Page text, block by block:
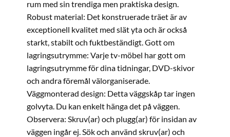
rum med sin trendiga men praktiska design.
Robust material: Det konstruerade träet är av
exceptionell kvalitet med slät yta och är också
starkt, stabilt och fuktbeständigt. Gott om
lagringsutrymme: Varje tv-möbel har gott om
lagringsutrymme för dina tidningar, DVD-skivor
och andra föremål välorganiserade.
Väggmonterad design: Detta väggskåp tar ingen
golvyta. Du kan enkelt hänga det på väggen.
Observera: Skruv(ar) och plugg(ar) för insidan av
väggen ingår ej. Sök och använd skruv(ar) och